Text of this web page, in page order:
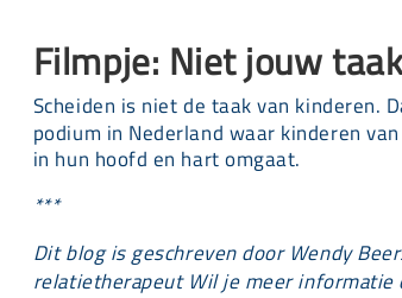
Filmpje: Niet jouw
Scheiden is niet de taak van
podium in Nederland waar kinderen
in hun hoofd en hart omgaat.
***
Dit blog is geschreven door Wendy
relatietherapeut Wil je meer informatie